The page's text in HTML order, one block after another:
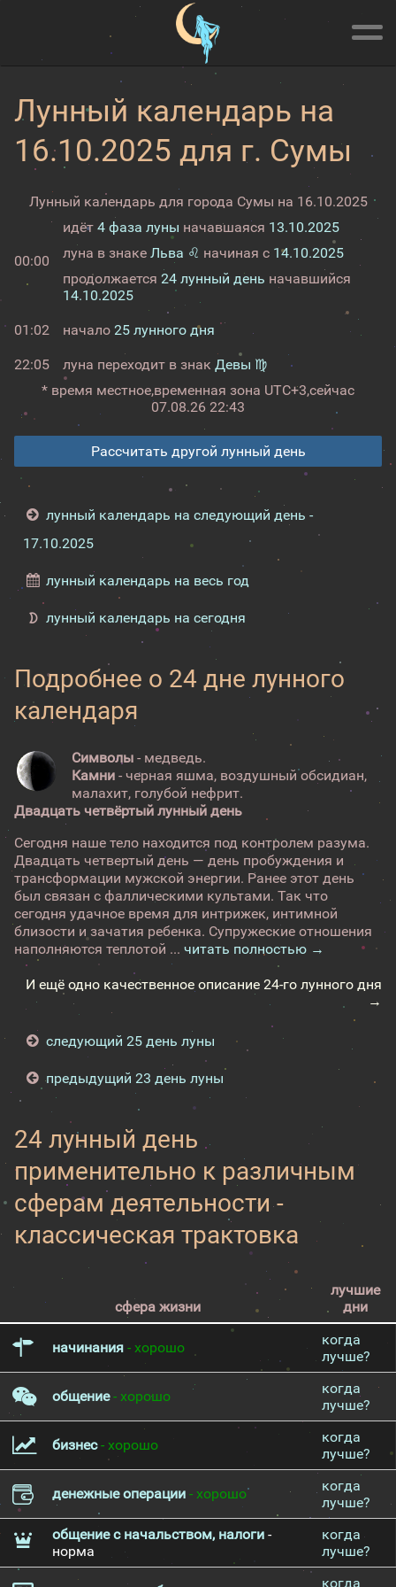
Лунный календарь на
16.10.2025 для г. Сумы
Лунный календарь для города Сумы на 16.10.2025
00:00
идёт 4 фаза луны начавшаяся 13.10.2025
луна в знаке Льва ♌ начиная с 14.10.2025
продолжается 24 лунный день начавшийся
14.10.2025
01:02 начало 25 лунного дня
22:05 луна переходит в знак Девы ♍
* время местное,временная зона UTC+3,сейчас
07.08.26 22:43
Рассчитать другой лунный день
лунный календарь на следующий день -
17.10.2025
лунный календарь на весь год
лунный календарь на сегодня
Подробнее о 24 дне лунного
календаря
Символы - медведь.
Камни - черная яшма, воздушный обсидиан,
малахит, голубой нефрит.
Двадцать четвёртый лунный день
Сегодня наше тело находится под контролем разума.
Двадцать четвертый день — день пробуждения и
трансформации мужской энергии. Ранее этот день
был связан с фаллическими культами. Так что
сегодня удачное время для интрижек, интимной
близости и зачатия ребенка. Супружеские отношения
наполняются теплотой ... читать полностью →
И ещё одно качественное описание 24-го лунного дня
→
следующий 25 день луны
предыдущий 23 день луны
24 лунный день
применительно к различным
сферам деятельности -
классическая трактовка
сфера жизни
лучшие
дни
начинания - хорошо
когда
лучше?
общение- хорошо
когда
лучше?
бизнес- хорошо
когда
лучше?
денежные операции - хорошо
когда
лучше?
общение с начальством, налоги -
норма
когда
лучше?
когда